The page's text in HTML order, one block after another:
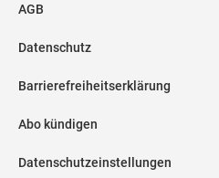
AGB
Datenschutz
Barrierefreiheitserklärung
Abo kündigen
Datenschutzeinstellungen